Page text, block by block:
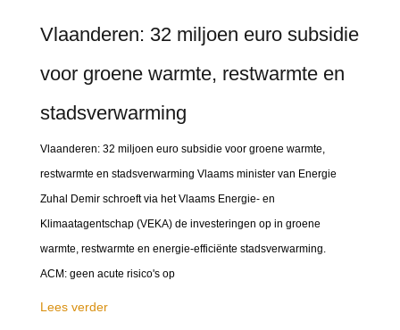
Vlaanderen: 32 miljoen euro subsidie
voor groene warmte, restwarmte en
stadsverwarming
Vlaanderen: 32 miljoen euro subsidie voor groene warmte,
restwarmte en stadsverwarming Vlaams minister van Energie
Zuhal Demir schroeft via het Vlaams Energie- en
Klimaatagentschap (VEKA) de investeringen op in groene
warmte, restwarmte en energie-efficiënte stadsverwarming.
ACM: geen acute risico's op
Lees verder